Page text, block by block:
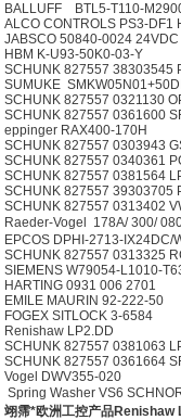
BALLUFF BTL5-T110-
ALCO CONTROLS PS3-
JABSCO 50840-0024
HBM K-U93-50K0-
SCHUNK 827557 38303545
SUMUKE
SCHUNK 827557 0321130
SCHUNK 827557 0361600
eppinger RAX400-170H
SCHUNK 827557 0303943
SCHUNK 827557 0340361
SCHUNK 827557 0381564
SCHUNK 827557 39303705
SCHUNK 827557 0313402
Raeder-Vogel 178A/ 300/
EPCOS DPHI-2713-IX24DC/
SCHUNK 827557 0313325
SIEMENS W79054-
HARTING 0931 006
EMILE MAURIN 92-
FOGEX SITLOCK 3-
Renishaw LP2.DD
SCHUNK 827557 0381063
SCHUNK 827557 0361664
Vogel DWV355-020
Spring Washer VS6
翊霈*欧洲工控产品Renishaw